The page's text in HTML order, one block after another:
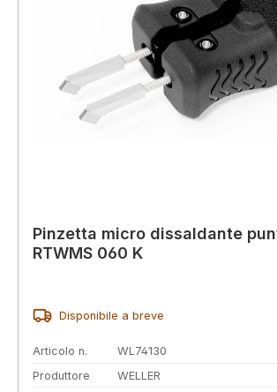
Pinzetta micro dissaldante
RTWMS 060 K
Disponibile a breve
Articolo n.
WL74130
Produttore
WELLER